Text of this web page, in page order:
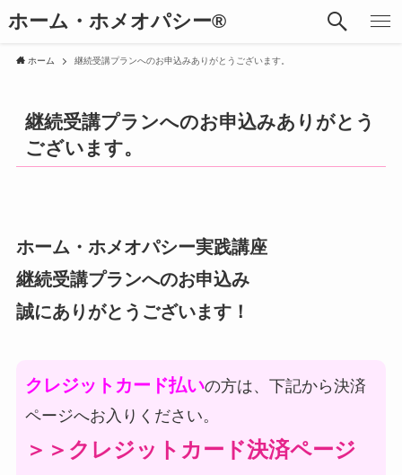
ホーム・ホメオパシー®︎
ホーム 継続受講プランへのお申込みありがとうございます。
継続受講プランへのお申込みありがとう
ございます。
ホーム・ホメオパシー実践講座
継続受講プランへのお申込み
誠にありがとうございます！
クレジットカード払いの方は、下記から決済
ページへお入りください。
＞＞クレジットカード決済ページ